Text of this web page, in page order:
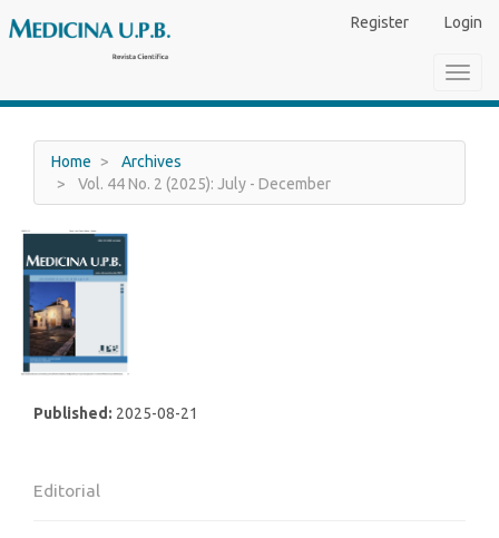
Navigation
Sidebar
Register Login
Home
Archives
Vol. 44 No. 2 (2025): July - December
Published: 2025-08-21
Editorial